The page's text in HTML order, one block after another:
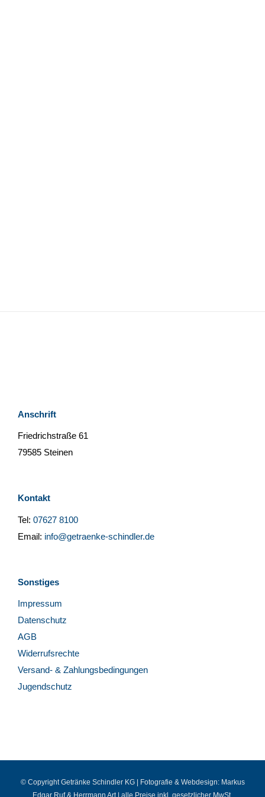
Anschrift
Friedrichstraße 61
79585 Steinen
Kontakt
Tel: 07627 8100
Email: info@getraenke-schindler.de
Sonstiges
Impressum
Datenschutz
AGB
Widerrufsrechte
Versand- & Zahlungsbedingungen
Jugendschutz
© Copyright Getränke Schindler KG | Fotografie & Webdesign: Markus
Edgar Ruf& Herrmann Art| alle Preise inkl. gesetzlicher MwSt.